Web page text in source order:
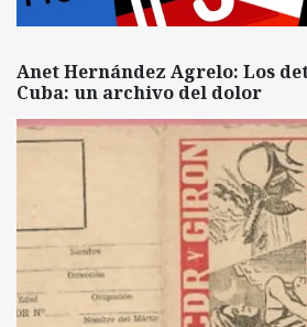
Anet Hernández Agrelo: Los
Cuba: un archivo del dolor